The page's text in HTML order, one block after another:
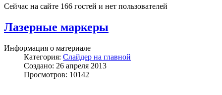
Сейчас на сайте 166 гостей и нет пользователей
Лазерные маркеры
Информация о материале
Категория: Слайдер на главной
Создано: 26 апреля 2013
Просмотров: 10142